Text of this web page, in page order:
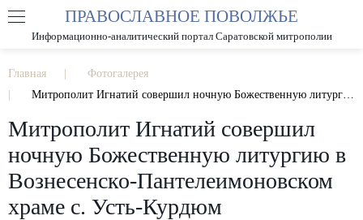
РАЗМЕР ШРИФТА А А
ПРАВОСЛАВНОЕ ПОВОЛЖЬЕ
Информационно-аналитический портал Саратовской митрополии
Главная
Фотогалерея
Митрополит Игнатий совершил ночную Божественную литургию в Вознесенско-Пантелеимоновском храме с. Усть-Курдюм
Митрополит Игнатий совершил
ночную Божественную литургию в
Вознесенско-Пантелеимоновском
храме с. Усть-Курдюм